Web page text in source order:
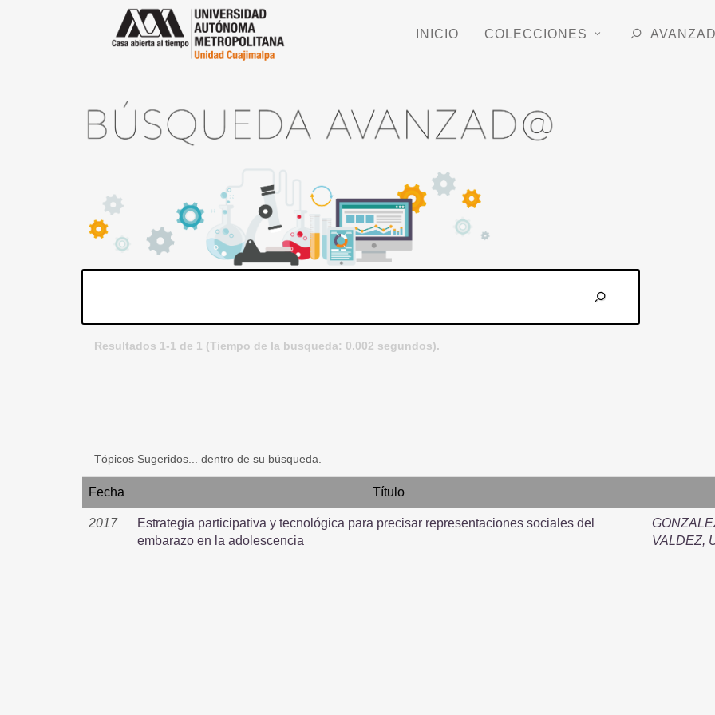
INICIO COLECCIONES
Resultados 1-1 de 1 (Tiempo de la busqueda: 0.002 segundos).
Tópicos Sugeridos... dentro de su búsqueda.
Fecha Título
2017
Estrategia participativa y tecnológica para precisar representaciones sociales del
embarazo en la adolescencia
VALDEZ,